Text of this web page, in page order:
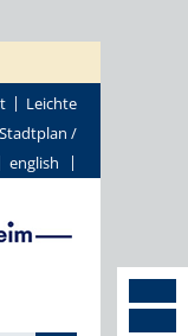
Leichte
Stadtplan /
english